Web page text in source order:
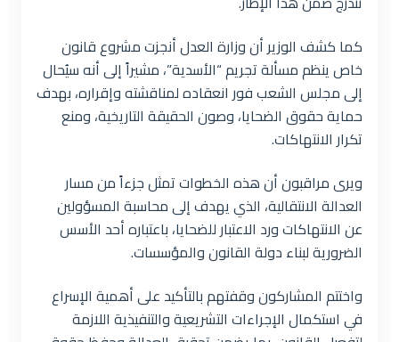
كما كشف الوزير أن وزارة العدل أنجزت مشروع قانون
خاص ينظم مسألة تجريم “الأسدية”، مشيراً إلى أنه سيُحال
إلى مجلس الشعب فور انعقاده لمناقشته وإقراره، بهدف
حماية حقوق الضحايا، وصون الحقيقة التاريخية، ومنع
تكرار الانتهاكات.
ويرى مراقبون أن هذه الخطوات تمثل جزءاً من مسار
العدالة الانتقالية، الذي يهدف إلى محاسبة المسؤولين
عن الانتهاكات ورد الاعتبار للضحايا، باعتباره أحد الأسس
الضرورية لبناء دولة القانون والمؤسسات.
واختتم المشاركون وقفتهم بالتأكيد على أهمية الإسراع
في استكمال الإجراءات التشريعية والتنفيذية اللازمة